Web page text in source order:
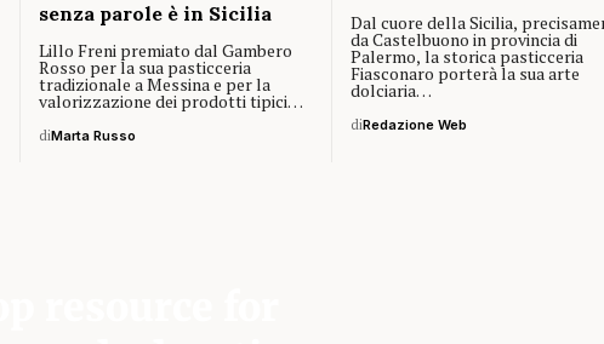
senza parole è in Sicilia
Lillo Freni premiato dal Gambero
Rosso per la sua pasticceria
tradizionale a Messina e per la
valorizzazione dei prodotti tipici…
diMarta Russo
Dal cuore della Sicilia,
da Castelbuono in provincia di
Palermo, la storica pasticceria
Fiasconaro porterà la sua arte
dolciaria…
diRedazione Web